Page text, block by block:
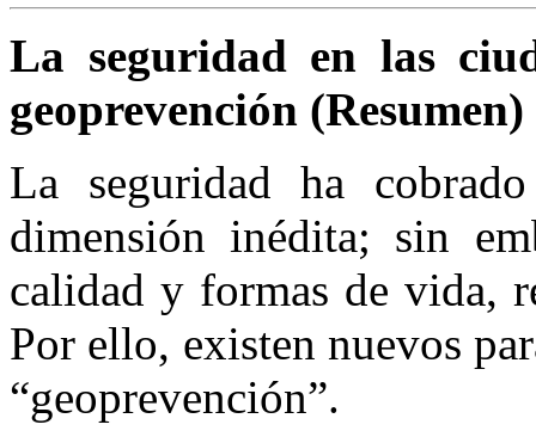
La seguridad en las
geoprevención (Resumen)
La seguridad ha
dimensión inédita; sin
calidad y formas de vida,
Por ello, existen nuevos
“geoprevención”.